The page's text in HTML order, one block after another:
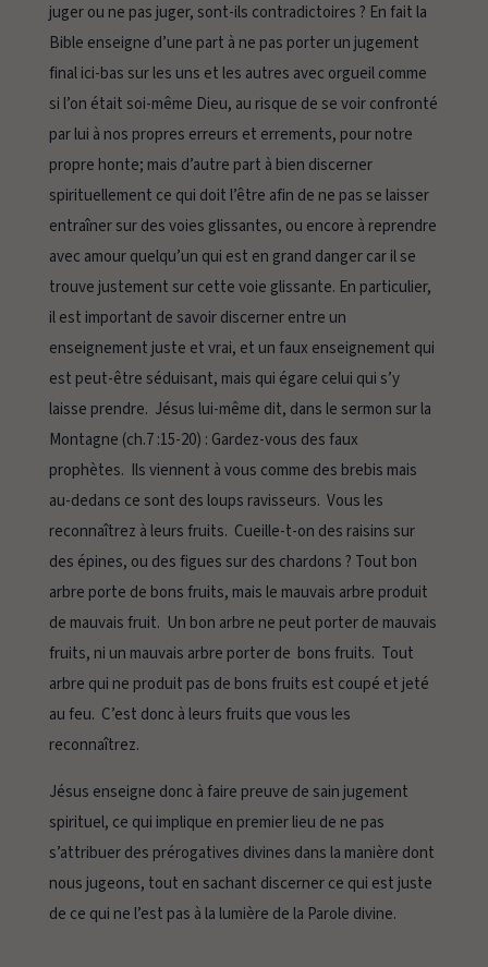
juger ou ne pas juger, sont-ils contradictoires ? En fait la
Bible enseigne d’une part à ne pas porter un jugement
final ici-bas sur les uns et les autres avec orgueil comme
si l’on était soi-même Dieu, au risque de se voir confronté
par lui à nos propres erreurs et errements, pour notre
propre honte; mais d’autre part à bien discerner
spirituellement ce qui doit l’être afin de ne pas se laisser
entraîner sur des voies glissantes, ou encore à reprendre
avec amour quelqu’un qui est en grand danger car il se
trouve justement sur cette voie glissante. En particulier,
il est important de savoir discerner entre un
enseignement juste et vrai, et un faux enseignement qui
est peut-être séduisant, mais qui égare celui qui s’y
laisse prendre. Jésus lui-même dit, dans le sermon sur la
Montagne (ch.7 :15-20) : Gardez-vous des faux
prophètes. Ils viennent à vous comme des brebis mais
au-dedans ce sont des loups ravisseurs. Vous les
reconnaîtrez à leurs fruits. Cueille-t-on des raisins sur
des épines, ou des figues sur des chardons ? Tout bon
arbre porte de bons fruits, mais le mauvais arbre produit
de mauvais fruit. Un bon arbre ne peut porter de mauvais
fruits, ni un mauvais arbre porter de bons fruits. Tout
arbre qui ne produit pas de bons fruits est coupé et jeté
au feu. C’est donc à leurs fruits que vous les
reconnaîtrez.
Jésus enseigne donc à faire preuve de sain jugement
spirituel, ce qui implique en premier lieu de ne pas
s’attribuer des prérogatives divines dans la manière dont
nous jugeons, tout en sachant discerner ce qui est juste
de ce qui ne l’est pas à la lumière de la Parole divine.